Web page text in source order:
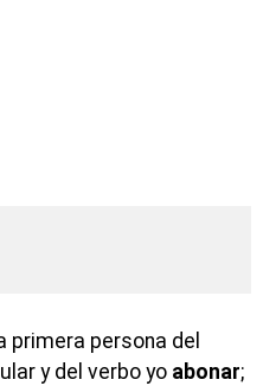
primera persona del
y del verbo yo abonar;